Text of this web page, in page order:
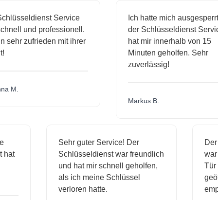
Service
und professionell.
zufrieden mit ihrer
M.
Ich hatte mich ausgesperrt
der Schlüsseldienst Service
hat mir innerhalb von 15
Minuten geholfen. Sehr
zuverlässig!
Markus B.
hat
Sehr guter Service! Der
Schlüsseldienst war freundlich
und hat mir schnell geholfen,
als ich meine Schlüssel
verloren hatte.